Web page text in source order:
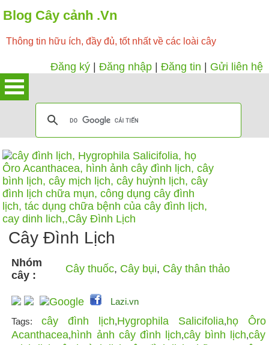
Blog Cây cảnh .Vn
Thông tin hữu ích, đầy đủ, tốt nhất về các loài cây
Đăng ký Đăng nhập Đăng tin Gửi liên hệ
Cây Đình Lịch
Nhóm
cây :
Cây thuốc, Cây bụi, Cây thân thảo
Lazi.vn
Tags:cây đình lịch,Hygrophila Salicifolia,họ Ôro
Acanthacea,hình ảnh cây đình lịch,cây bình lịch,cây